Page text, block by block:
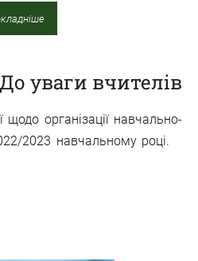
До уваги вчителів
щодо організації навчально-
2023 навчальному році.